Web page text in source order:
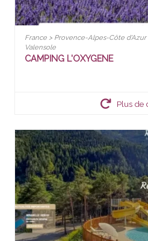
France > Provence-Alpes-Côte
Valensole
CAMPING L'OXYGENE
Plus de